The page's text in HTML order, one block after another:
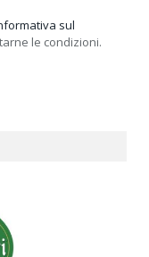
sul
le condizioni.